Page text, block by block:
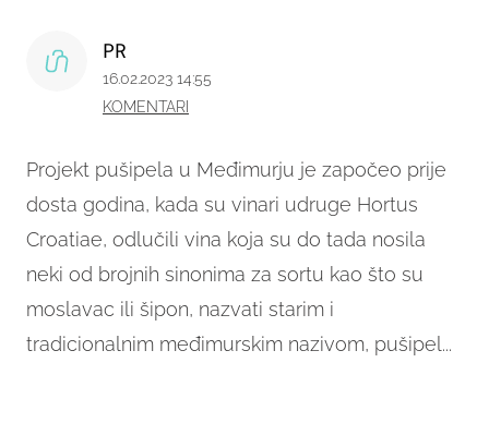
Projekt pušipela u Međimurju je započeo prije
dosta godina, kada su vinari udruge Hortus
Croatiae, odlučili vina koja su do tada nosila
neki od brojnih sinonima za sortu kao što su
moslavac ili šipon, nazvati starim i
tradicionalnim međimurskim nazivom, pušipel...
PR
16.02.2023 14:55
KOMENTARI